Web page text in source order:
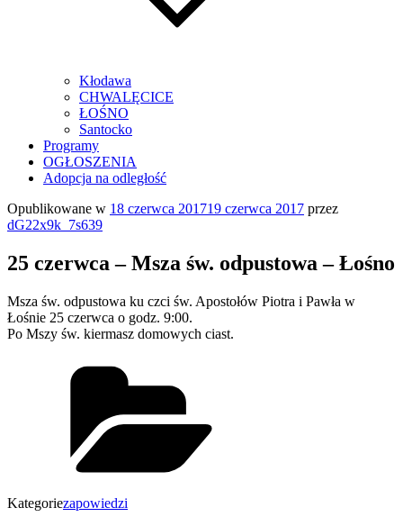
Kłodawa
CHWALĘCICE
ŁOŚNO
Santocko
Programy
OGŁOSZENIA
Adopcja na odległość
Opublikowane w 18 czerwca 201719 czerwca 2017 przez
dG22x9k_7s639
25 czerwca – Msza św. odpustowa – Łośno
Msza św. odpustowa ku czci św. Apostołów Piotra i Pawła w
Łośnie 25 czerwca o godz. 9:00.
Po Mszy św. kiermasz domowych ciast.
Kategoriezapowiedzi